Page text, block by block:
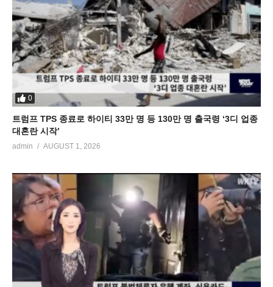
0
트럼프 TPS 종료로 하이티 33만 명 등 130만 명 출국령 ‘3디 업종
대혼란 시작’
admin AUGUST 1, 2026